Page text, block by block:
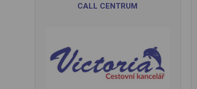
CALL CENTRUM